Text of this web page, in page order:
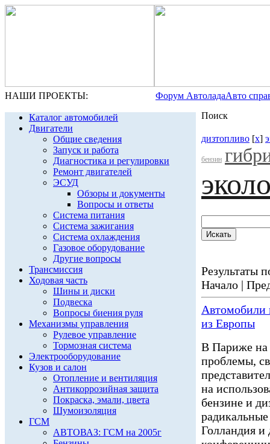
НАШИ ПРОЕКТЫ: Форум АвтоладаАвто
Каталог автомобилей
Двигатели
Общие сведения
Запуск и работа
Диагностика и регулировки
Ремонт двигателей
ЭСУД
Обзоры и документы
Вопросы и ответы
Система питания
Система зажигания
Система охлаждения
Газовое оборудование
Другие вопросы
Трансмиссия
Ходовая часть
Шины и диски
Подвеска
Вопросы биения руля
Механизмы управления
Рулевое управление
Тормозная система
Электрооборудование
Кузов и салон
Отопление и вентиляция
Антикоррозийная защита
Покраска, эмали, цвета
Шумоизоляция
ГСМ
АВТОВАЗ: ГСМ на 2005г
Поиск
дизтопливо [x]
бензин
Результаты
Начало |
Автомобили
из Европы
В Париже
проблемы,
на
бензине и
Голландия